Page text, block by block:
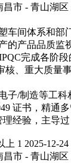
昌市 - 青山湖区
车间体系和部
的产品品质监
完成各阶
核、重大质量
子/制造等工科
证书，精通
经验，主导
上 1 2025-12-24
昌市 - 青山湖区